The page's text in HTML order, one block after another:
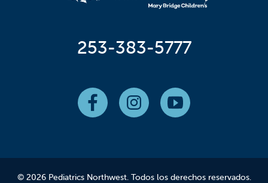
253-383-5777
© 2026 Pediatrics Northwest. Todos los derechos reservados.